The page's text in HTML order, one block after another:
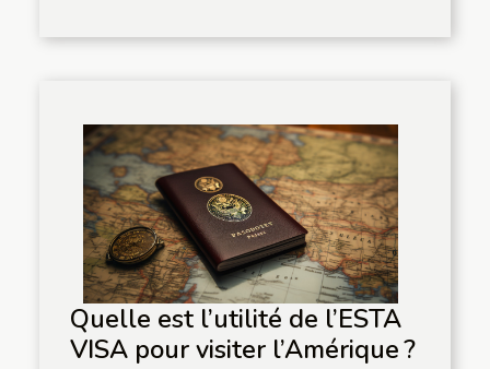
Quelle est l’utilité de l’ESTA
VISA pour visiter l’Amérique ?